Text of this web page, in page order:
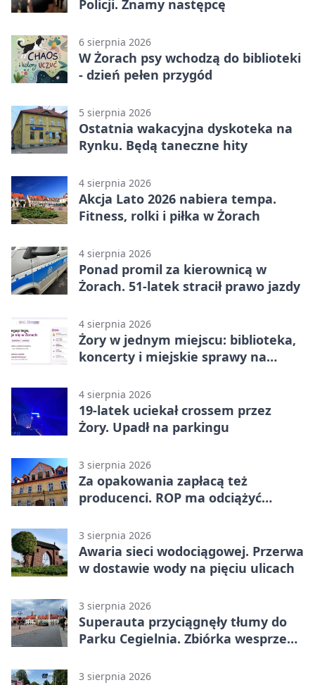
Policji. Znamy następcę
6 sierpnia 2026
W Żorach psy wchodzą do biblioteki
- dzień pełen przygód
5 sierpnia 2026
Ostatnia wakacyjna dyskoteka na
Rynku. Będą taneczne hity
4 sierpnia 2026
Akcja Lato 2026 nabiera tempa.
Fitness, rolki i piłka w Żorach
4 sierpnia 2026
Ponad promil za kierownicą w
Żorach. 51-latek stracił prawo jazdy
4 sierpnia 2026
Żory w jednym miejscu: biblioteka,
koncerty i miejskie sprawy na
4 sierpnia 2026
19-latek uciekał crossem przez
Żory. Upadł na parkingu
3 sierpnia 2026
Za opakowania zapłacą też
producenci. ROP ma odciążyć
3 sierpnia 2026
Awaria sieci wodociągowej. Przerwa
w dostawie wody na pięciu ulicach
3 sierpnia 2026
Superauta przyciągnęły tłumy do
Parku Cegielnia. Zbiórka wesprze
3 sierpnia 2026